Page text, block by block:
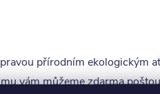
přírodním ekologickým
vám můžeme zdarma